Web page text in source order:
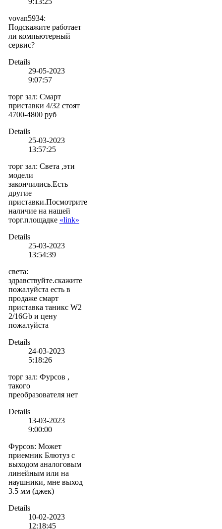
vovan5934:
Подскажите работает
ли компьютерный
сервис?
Details
29-05-2023
9:07:57
торг зал: Смарт
приставки 4/32 стоят
4700-4800 руб
Details
25-03-2023
13:57:25
торг зал: Света ,эти
модели
закончились.Есть
другие
приставки.Посмотрите
наличие на нашей
торг.площадке «link»
Details
25-03-2023
13:54:39
света:
здравствуйте.скажите
пожалуйста есть в
продаже смарт
приставка таникс W2
2/16Gb и цену
пожалуйста
Details
24-03-2023
5:18:26
торг зал: Фурсов ,
такого
преобразователя нет
Details
13-03-2023
9:00:00
Фурсов: Может
приемник Блютуз с
выходом аналоговым
линейным или на
наушники, мне выход
3.5 мм (джек)
Details
10-02-2023
12:18:45